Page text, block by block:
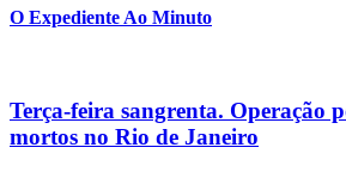
O Expediente Ao Minuto
Terça-feira sangrenta. Operação
mortos no Rio de Janeiro